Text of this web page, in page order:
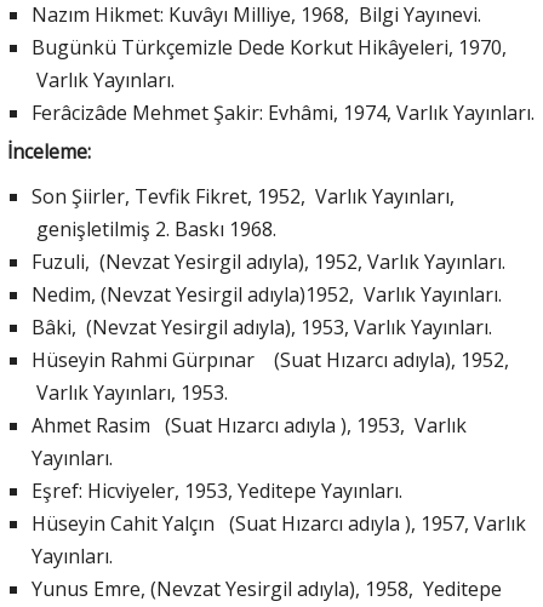
Nazım Hikmet: Kuvâyı Milliye, 1968, Bilgi Yayınevi.
Bugünkü Türkçemizle Dede Korkut Hikâyeleri, 1970,
Varlık Yayınları.
Ferâcizâde Mehmet Şakir: Evhâmi, 1974, Varlık Yayınları.
İnceleme:
Son Şiirler, Tevfik Fikret, 1952, Varlık Yayınları,
genişletilmiş 2. Baskı 1968.
Fuzuli, (Nevzat Yesirgil adıyla), 1952, Varlık Yayınları.
Nedim, (Nevzat Yesirgil adıyla)1952, Varlık Yayınları.
Bâki, (Nevzat Yesirgil adıyla), 1953, Varlık Yayınları.
Hüseyin Rahmi Gürpınar (Suat Hızarcı adıyla), 1952,
Varlık Yayınları, 1953.
Ahmet Rasim (Suat Hızarcı adıyla ), 1953, Varlık
Yayınları.
Eşref: Hicviyeler, 1953, Yeditepe Yayınları.
Hüseyin Cahit Yalçın (Suat Hızarcı adıyla ), 1957, Varlık
Yayınları.
Yunus Emre, (Nevzat Yesirgil adıyla), 1958, Yeditepe